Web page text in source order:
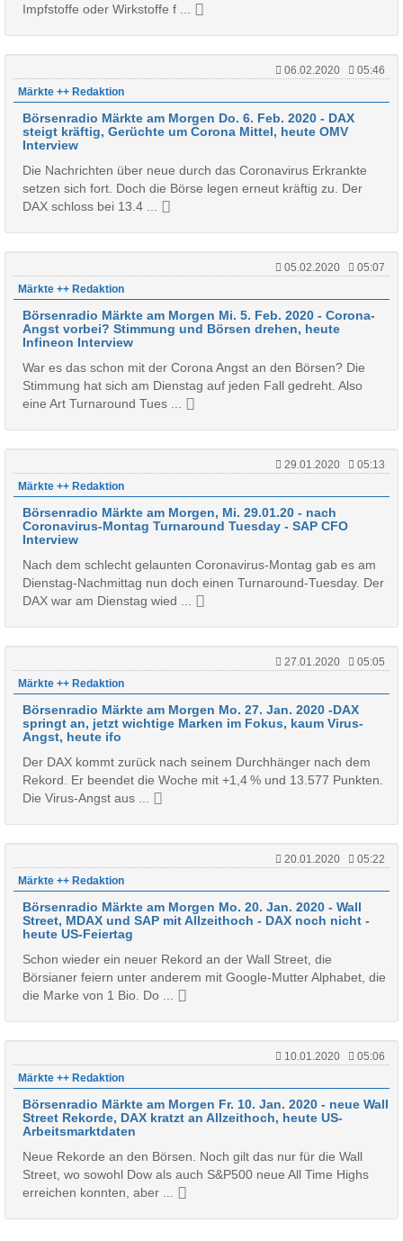
Impfstoffe oder Wirkstoffe f ...
06.02.2020
05:46
Märkte ++ Redaktion
Börsenradio Märkte am Morgen Do. 6. Feb. 2020 - DAX
steigt kräftig, Gerüchte um Corona Mittel, heute OMV
Interview
Die Nachrichten über neue durch das Coronavirus Erkrankte
setzen sich fort. Doch die Börse legen erneut kräftig zu. Der
DAX schloss bei 13.4 ...
05.02.2020
05:07
Märkte ++ Redaktion
Börsenradio Märkte am Morgen Mi. 5. Feb. 2020 - Corona-
Angst vorbei? Stimmung und Börsen drehen, heute
Infineon Interview
War es das schon mit der Corona Angst an den Börsen? Die
Stimmung hat sich am Dienstag auf jeden Fall gedreht. Also
eine Art Turnaround Tues ...
29.01.2020
05:13
Märkte ++ Redaktion
Börsenradio Märkte am Morgen, Mi. 29.01.20 - nach
Coronavirus-Montag Turnaround Tuesday - SAP CFO
Interview
Nach dem schlecht gelaunten Coronavirus-Montag gab es am
Dienstag-Nachmittag nun doch einen Turnaround-Tuesday. Der
DAX war am Dienstag wied ...
27.01.2020
05:05
Märkte ++ Redaktion
Börsenradio Märkte am Morgen Mo. 27. Jan. 2020 -DAX
springt an, jetzt wichtige Marken im Fokus, kaum Virus-
Angst, heute ifo
Der DAX kommt zurück nach seinem Durchhänger nach dem
Rekord. Er beendet die Woche mit +1,4 % und 13.577 Punkten.
Die Virus-Angst aus ...
20.01.2020
05:22
Märkte ++ Redaktion
Börsenradio Märkte am Morgen Mo. 20. Jan. 2020 - Wall
Street, MDAX und SAP mit Allzeithoch - DAX noch nicht -
heute US-Feiertag
Schon wieder ein neuer Rekord an der Wall Street, die
Börsianer feiern unter anderem mit Google-Mutter Alphabet, die
die Marke von 1 Bio. Do ...
10.01.2020
05:06
Märkte ++ Redaktion
Börsenradio Märkte am Morgen Fr. 10. Jan. 2020 - neue Wall
Street Rekorde, DAX kratzt an Allzeithoch, heute US-
Arbeitsmarktdaten
Neue Rekorde an den Börsen. Noch gilt das nur für die Wall
Street, wo sowohl Dow als auch S&P500 neue All Time Highs
erreichen konnten, aber ...